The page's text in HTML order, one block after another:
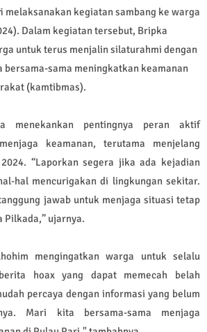
melaksanakan kegiatan sambang ke warga
Dalam kegiatan tersebut, Bripka
untuk terus menjalin silaturahmi dengan
bersama-sama meningkatkan keamanan
(kamtibmas).
menekankan pentingnya peran aktif
keamanan, terutama menjelang
“Laporkan segera jika ada kejadian
hal mencurigakan di lingkungan sekitar.
jawab untuk menjaga situasi tetap
Pilkada,” ujarnya.
mengingatkan warga untuk selalu
hoax yang dapat memecah belah
percaya dengan informasi yang belum
Mari kita bersama-sama menjaga